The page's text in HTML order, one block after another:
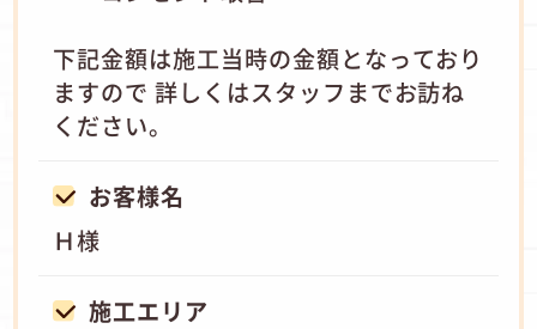
下記金額は施工当時の金額となっており
ますので 詳しくはスタッフまでお訪ね
ください。
お客様名
Ｈ様
施工エリア